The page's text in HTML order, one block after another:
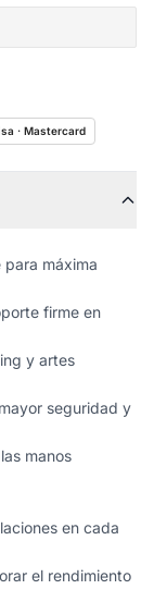
· Mastercard
máxima
firme en
y artes
seguridad y
manos
en cada
el rendimiento